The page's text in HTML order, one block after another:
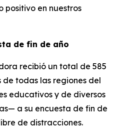
positivo en nuestros
de fin de año
recibió un total de 585
todas las regiones del
educativos y de diversos
a su encuesta de fin de
de distracciones.